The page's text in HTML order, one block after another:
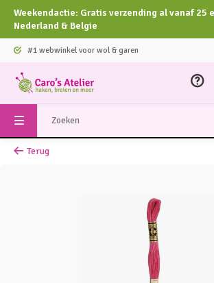
Weekendactie: Gratis verzending al vanaf 25
Nederland & Belgie
#1 webwinkel voor wol & garen
Terug